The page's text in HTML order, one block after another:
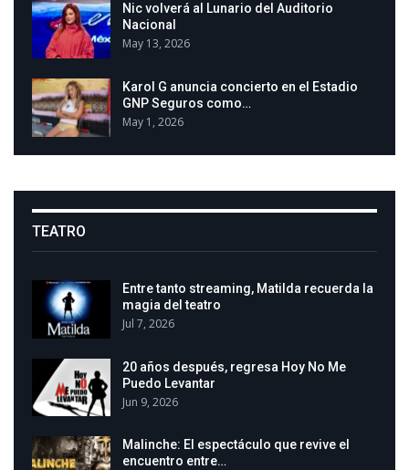
Nic volverá al Lunario del Auditorio
Nacional
May 13, 2026
Karol G anuncia concierto en el Estadio
GNP Seguros como…
May 1, 2026
TEATRO
Entre tanto streaming, Matilda recuerda la
magia del teatro
Jul 7, 2026
20 años después, regresa Hoy No Me
Puedo Levantar
Jun 9, 2026
Malinche: El espectáculo que revive el
encuentro entre…